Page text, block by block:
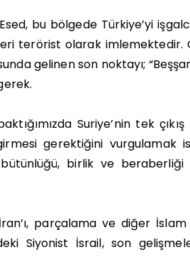
bu bölgede Türkiye’yi
terörist olarak imlemektedir.
gelinen son noktayı;
Suriye’nin tek
gerektiğini vurgulamak
birlik ve beraberliği
parçalama ve diğer
Siyonist İsrail, son